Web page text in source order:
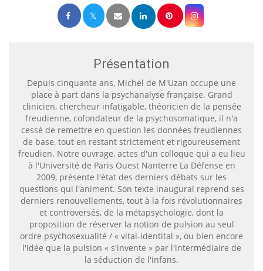
Présentation
Depuis cinquante ans, Michel de M'Uzan occupe une
place à part dans la psychanalyse française. Grand
clinicien, chercheur infatigable, théoricien de la pensée
freudienne, cofondateur de la psychosomatique, il n'a
cessé de remettre en question les données freudiennes
de base, tout en restant strictement et rigoureusement
freudien. Notre ouvrage, actes d'un colloque qui a eu lieu
à l'Université de Paris Ouest Nanterre La Défense en
2009, présente l'état des derniers débats sur les
questions qui l'animent. Son texte inaugural reprend ses
derniers renouvellements, tout à la fois révolutionnaires
et controversés, de la métapsychologie, dont la
proposition de réserver la notion de pulsion au seul
ordre psychosexualité / « vital-identital », ou bien encore
l'idée que la pulsion « s'invente » par l'intermédiaire de
la séduction de l'infans.